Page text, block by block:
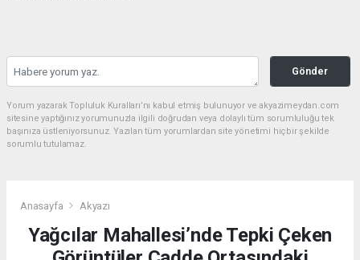
Gönder
Yorum yazarak Topluluk Kuralları’nı kabul etmiş bulunuyor ve akyazimeydan.com
sitesine yaptığınız yorumunuzla ilgili doğrudan veya dolaylı tüm sorumluluğu tek
başınıza üstleniyorsunuz. Yazılan tüm yorumlardan site yönetimi hiçbir şekilde
sorumlu tutulamaz.
Anasayfa Akyazı
Yağcılar Mahallesi’nde Tepki Çeken